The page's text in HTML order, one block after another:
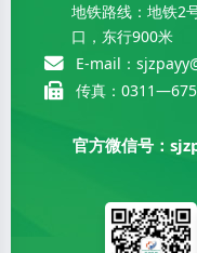
地铁路线：地铁2
口，东行900米
E-mail：
传真：
官方微信号：